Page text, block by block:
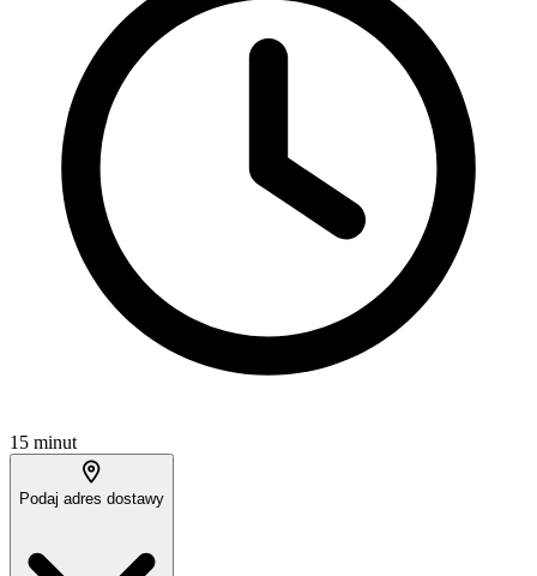
15 minut
Podaj adres dostawy